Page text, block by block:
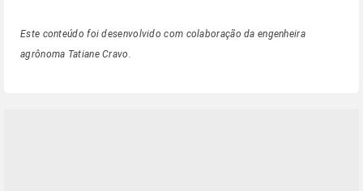
Este conteúdo foi desenvolvido com colaboração da engenheira
agrônoma Tatiane Cravo.